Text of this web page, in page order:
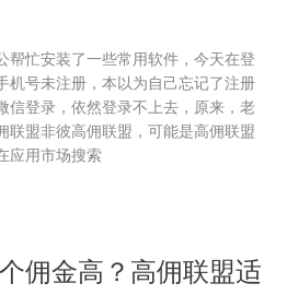
帮忙安装了一些常用软件，今天在登
机号未注册，本以为自己忘记了注册
信登录，依然登录不上去，原来，老
联盟非彼高佣联盟，可能是高佣联盟
应用市场搜索
佣金高？高佣联盟适